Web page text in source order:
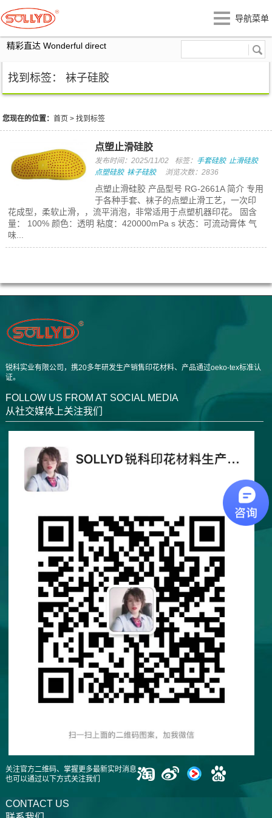
导航菜单
精彩直达 Wonderful direct
找到标签： 袜子硅胶
您现在的位置：首页 >找到标签
点塑止滑硅胶
发布时间：2025/11/02 标签： 手套硅胶 止滑硅胶
点塑硅胶 袜子硅胶 浏览次数：2836
点塑止滑硅胶 产品型号 RG-2661A 简介 专用
于各种手套、袜子的点塑止滑工艺，一次印
花成型，柔软止滑，，流平消泡，非常适用于点塑机器印花。 固含
量： 100% 颜色：透明 粘度：420000mPa s 状态：可流动膏体 气
味...
锐科实业有限公司，携20多年研发生产销售印花材料、产品通过oeko-tex标准认
证。
FOLLOW US FROM AT SOCIAL MEDIA
从社交媒体上关注我们
关注官方二维码、掌握更多最新实时消息
也可以通过以下方式关注我们
CONTACT US